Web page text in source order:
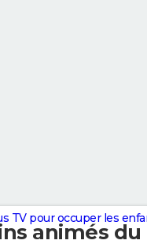
animés
TV pour occuper les